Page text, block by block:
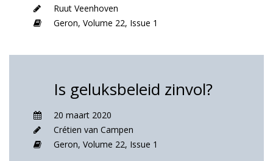
Ruut Veenhoven
Geron, Volume 22, Issue 1
Is geluksbeleid zinvol?
20 maart 2020
Crétien van Campen
Geron, Volume 22, Issue 1